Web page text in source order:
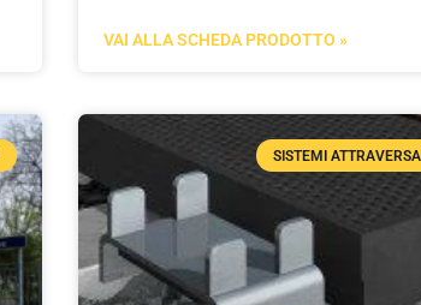
VAI ALLA SCHEDA PRODOTTO »
SISTEMI